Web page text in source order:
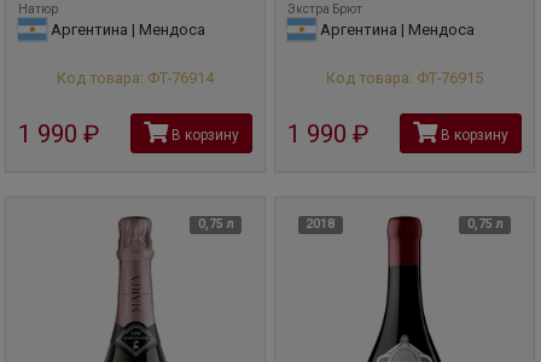
Натюр
Аргентина | Мендоса
Код товара: ФТ-76914
1 990 руб В корзину
Экстра Брют
Аргентина | Мендоса
Код товара: ФТ-76915
1 990 руб В корзину
0,75 л 2018 0,75 л